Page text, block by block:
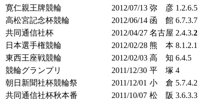
寛仁親王牌競輪
2012/07/13 弥 彦 1.2.6.5
高松宮記念杯競輪
2012/06/14 函 館 6.7.3.7
共同通信社杯
2012/04/27 名古屋 2.4.3.2
日本選手権競輪
2012/02/28 熊 本 8.1.2.1
東西王座戦競輪
2012/02/03 高 知 6.4.5
競輪グランプリ
2011/12/30 平 塚 4
朝日新聞社杯競輪祭
2011/12/01 小 倉 5.7.4.2
共同通信社杯秋本番
2011/10/07 松 阪 3.6.3.3